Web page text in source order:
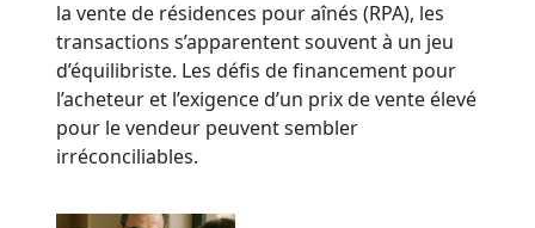
la vente de résidences pour aînés (RPA), les
transactions s’apparentent souvent à un jeu
d’équilibriste. Les défis de financement pour
l’acheteur et l’exigence d’un prix de vente élevé
pour le vendeur peuvent sembler
irréconciliables.